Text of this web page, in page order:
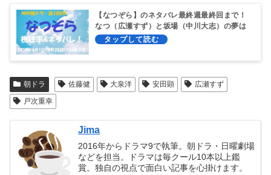
【なつぞら】のネタバレ最終週最終回まで！
なつ（広瀬すず）と坂場（中川大志）の夢は
あの「火垂るの墓」！
朝ドラ 佐藤健 大泉洋 安田顕
広瀬すず
戸次重幸
Jima
2016年からドラマ9で執筆。朝ドラ・日曜劇場
などを担当。ドラマは毎クール10本以上鑑
賞。独自の視点で面白い記事を心掛けます。